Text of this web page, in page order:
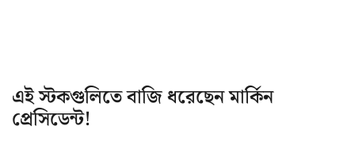
এই স্টকগুলিতে বাজি ধরেছেন মার্কিন
প্রেসিডেন্ট!